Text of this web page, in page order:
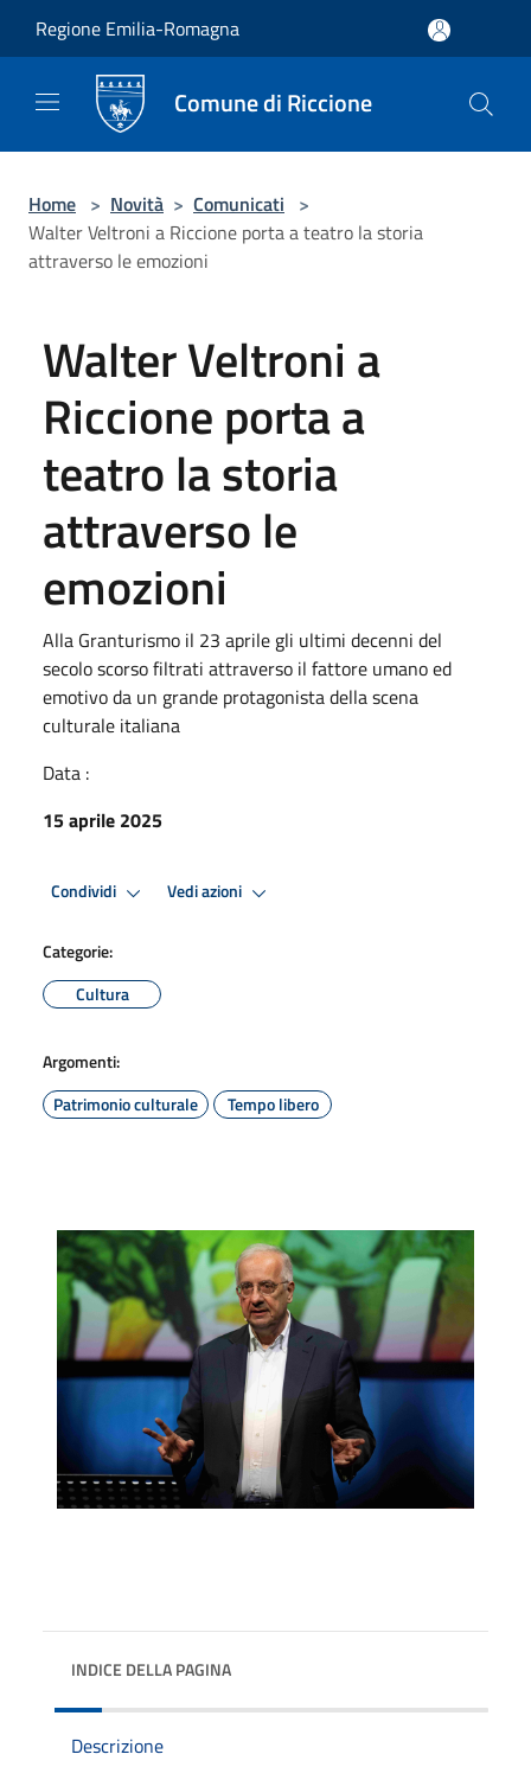
Regione Emilia-Romagna
Comune di Riccione
Home > Novità > Comunicati >
Walter Veltroni a Riccione porta a teatro la storia
attraverso le emozioni
Walter Veltroni a
Riccione porta a
teatro la storia
attraverso le
emozioni
Alla Granturismo il 23 aprile gli ultimi decenni del
secolo scorso filtrati attraverso il fattore umano ed
emotivo da un grande protagonista della scena
culturale italiana
Data :
15 aprile 2025
Condividi Vedi azioni
Categorie:
Cultura
Argomenti:
Patrimonio culturale
Tempo libero
INDICE DELLA PAGINA
Descrizione